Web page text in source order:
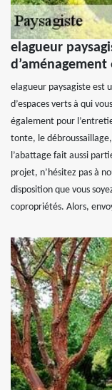
elagueur
elagueur paysagiste est
d’espaces verts à qui
également pour
tonte, le
l’abattage fait aussi
projet, n’hésitez pas à
disposition que vous
copropriétés. Alors,